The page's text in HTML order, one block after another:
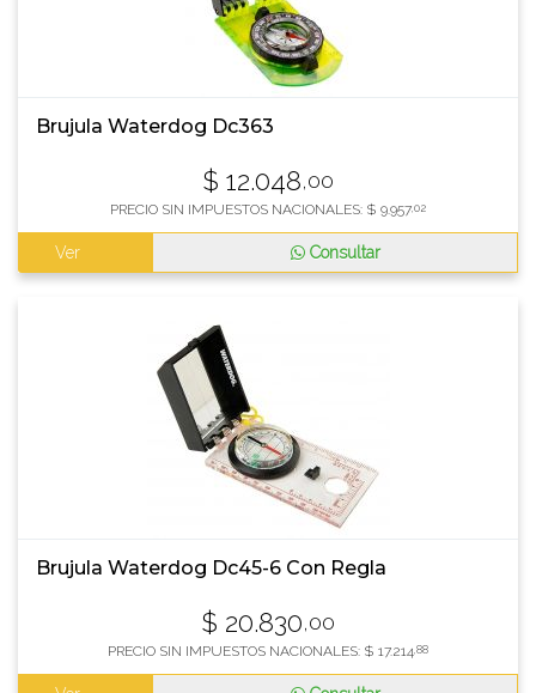
Brujula Waterdog Dc363
$ 12.048,00
PRECIO SIN IMPUESTOS NACIONALES: $ 9.957,02
Ver Consultar
Brujula Waterdog Dc45-6 Con Regla
$ 20.830,00
PRECIO SIN IMPUESTOS NACIONALES: $ 17.214,88